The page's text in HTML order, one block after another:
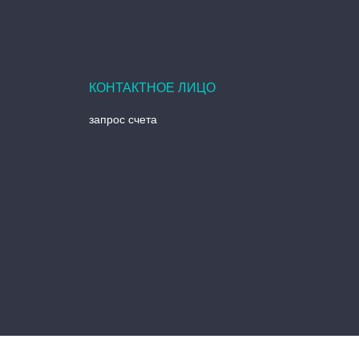
запрос счета